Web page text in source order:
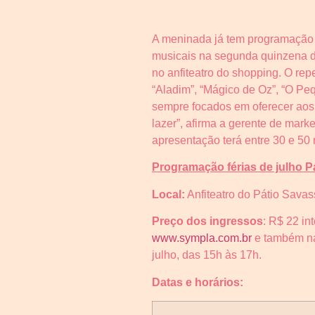
A meninada já tem
musicais na segunda quinzena
no anfiteatro do shopping. O
“Aladim”, “Mágico de Oz”, “O
sempre focados em oferecer
lazer”, afirma a gerente de
apresentação terá entre 30 e
Programação férias de julho
Local: Anfiteatro do Pátio
Preço dos ingressos: R$ 22
www.sympla.com.br e também
julho, das 15h às 17h.
Datas e horários: